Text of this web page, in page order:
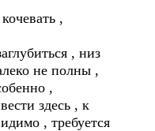
,
, низ
не полны ,
,
здесь , к
, требуется